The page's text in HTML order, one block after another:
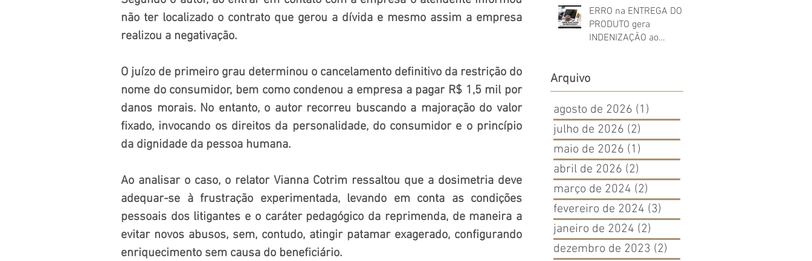
não ter localizado o contrato que gerou a dívida e mesmo assim a empresa
realizou a negativação.
O juízo de primeiro grau determinou o cancelamento definitivo da restrição do
nome do consumidor, bem como condenou a empresa a pagar R$ 1,5 mil por
danos morais. No entanto, o autor recorreu buscando a majoração do valor
fixado, invocando os direitos da personalidade, do consumidor e o princípio
da dignidade da pessoa humana.
Ao analisar o caso, o relator Vianna Cotrim ressaltou que a dosimetria deve
adequar-se à frustração experimentada, levando em conta as condições
pessoais dos litigantes e o caráter pedagógico da reprimenda, de maneira a
evitar novos abusos, sem, contudo, atingir patamar exagerado, configurando
enriquecimento sem causa do beneficiário.
DEFEITO FORA DO
PRAZO DE GARANTIA
ERRO na ENTREGA DO
PRODUTO gera
INDENIZAÇÃO ao
Arquivo
agosto de 2026 (1)
julho de 2026 (2)
maio de 2026 (1)
abril de 2026 (2)
março de 2024 (2)
fevereiro de 2024 (3)
janeiro de 2024 (2)
dezembro de 2023 (2)